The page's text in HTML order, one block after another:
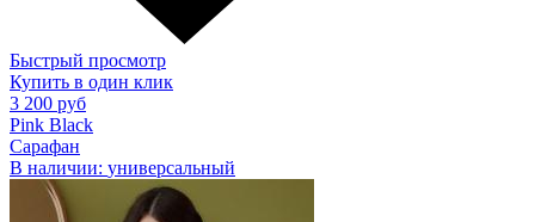
Быстрый просмотр
Купить в один клик
3 200 руб
Pink Black
Сарафан
В наличии: универсальный